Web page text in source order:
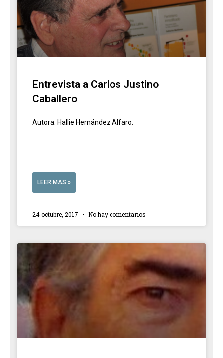
Entrevista a Carlos Justino
Caballero
Autora: Hallie Hernández Alfaro.
LEER MÁS »
24 octubre, 2017 No hay comentarios